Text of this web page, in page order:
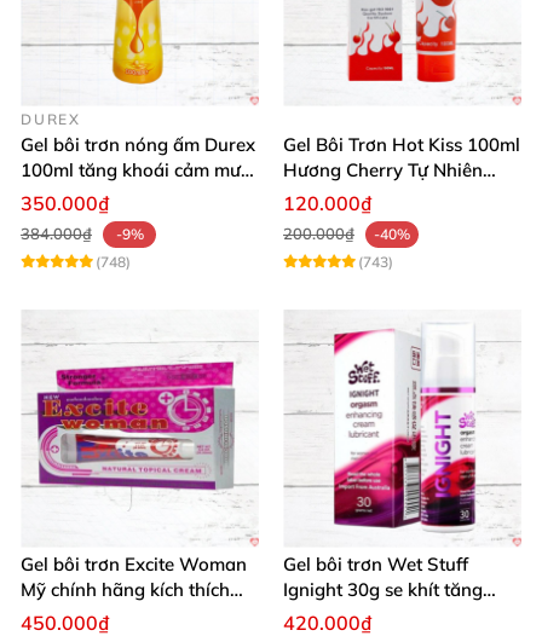
DUREX
Gel bôi trơn nóng ấm Durex
100ml tăng khoái cảm mượt
mà
350.000₫
384.000₫
-9%
(748)
Gel Bôi Trơn Hot Kiss 100ml
Hương Cherry Tự Nhiên
Mượt Mà
120.000₫
200.000₫
-40%
(743)
Gel bôi trơn Excite Woman
Mỹ chính hãng kích thích
khoái cảm nữ
450.000₫
Gel bôi trơn Wet Stuff
Ignight 30g se khít tăng
khoái cảm nữ hiệu quả
420.000₫